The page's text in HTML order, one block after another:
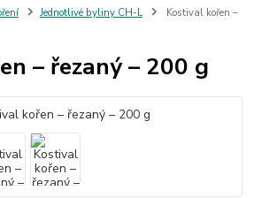
Jednotlivé byliny CH-L
Kostival kořen –
– řezaný – 200 g